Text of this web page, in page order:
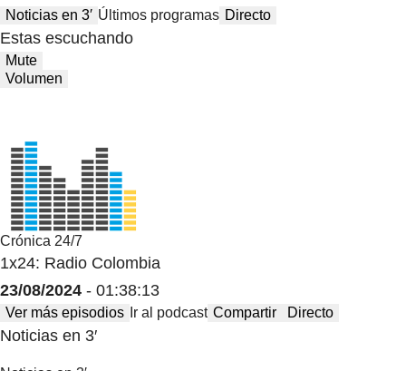
Noticias en 3′ Últimos programas Directo
Estas escuchando
Mute
Volumen
Crónica 24/7
1x24: Radio Colombia
23/08/2024 - 01:38:13
Ver más episodios Ir al podcast Compartir Directo
Noticias en 3′